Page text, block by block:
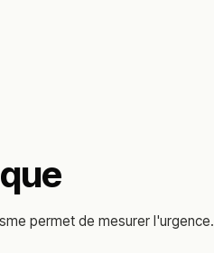
permet de mesurer l'urgence.